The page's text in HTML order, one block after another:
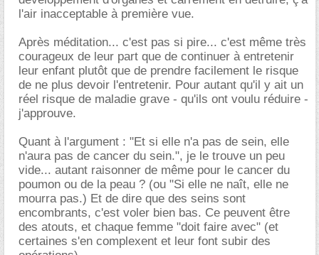
l'air inacceptable à première vue.
Après méditation... c'est pas si pire... c'est même très
courageux de leur part que de continuer à entretenir
leur enfant plutôt que de prendre facilement le risque
de ne plus devoir l'entretenir. Pour autant qu'il y ait un
réel risque de maladie grave - qu'ils ont voulu réduire -
j'approuve.
Quant à l'argument : "Et si elle n'a pas de sein, elle
n'aura pas de cancer du sein.", je le trouve un peu
vide... autant raisonner de même pour le cancer du
poumon ou de la peau ? (ou "Si elle ne naît, elle ne
mourra pas.) Et de dire que des seins sont
encombrants, c'est voler bien bas. Ce peuvent être
des atouts, et chaque femme "doit faire avec" (et
certaines s'en complexent et leur font subir des